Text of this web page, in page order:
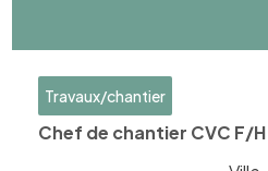
Travaux/chantier
Chef de chantier CVC F/H